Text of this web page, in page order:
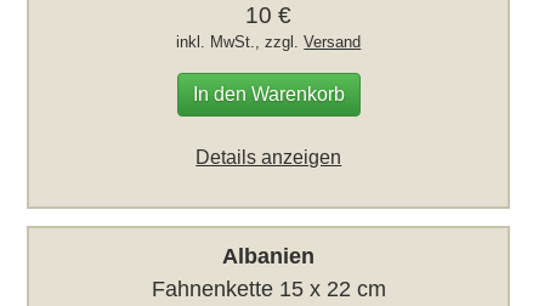
10 €
inkl. MwSt., zzgl.Versand
In den Warenkorb
Details anzeigen
Albanien
Fahnenkette 15 x 22 cm